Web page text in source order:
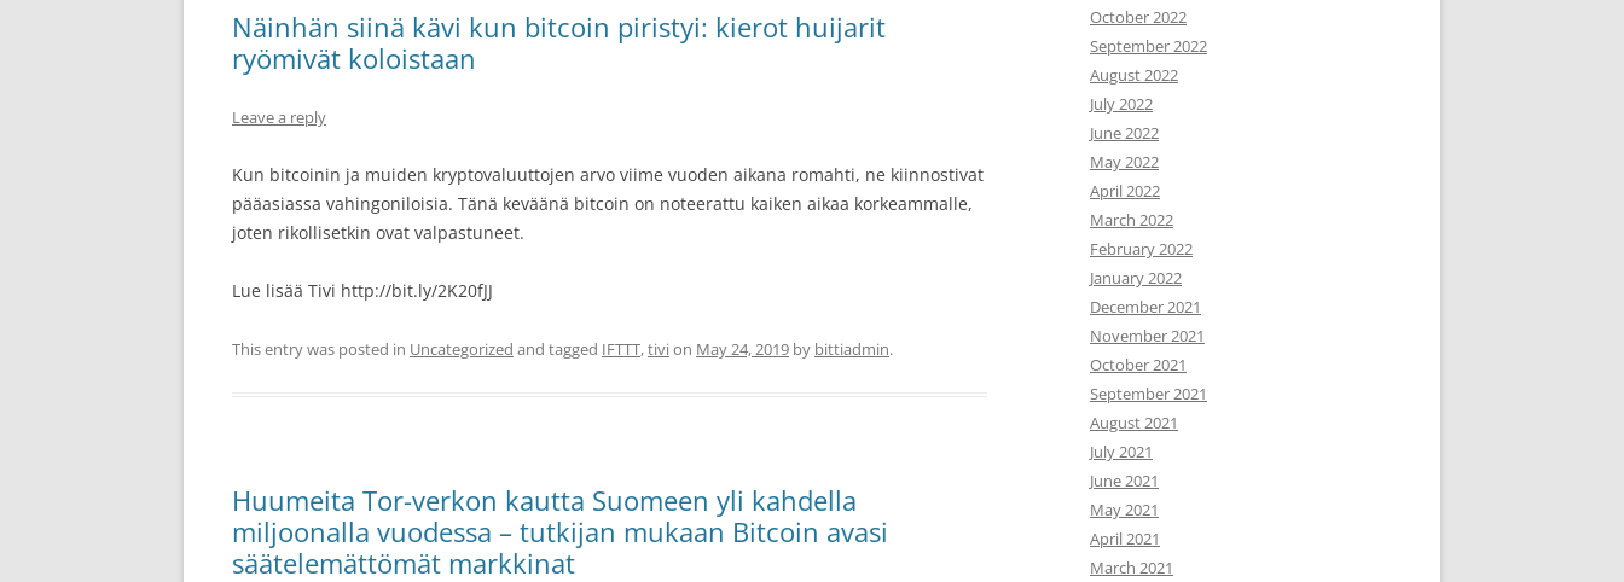
Näinhän siinä kävi kun bitcoin piristyi: kierot huijarit
ryömivät koloistaan
Leave a reply
Kun bitcoinin ja muiden kryptovaluuttojen arvo viime vuoden aikana romahti, ne kiinnostivat
pääasiassa vahingoniloisia. Tänä keväänä bitcoin on noteerattu kaiken aikaa korkeammalle,
joten rikollisetkin ovat valpastuneet.
Lue lisää Tivi http://bit.ly/2K20fJJ
This entry was posted in Uncategorized and tagged IFTTT,tivion May 24, 2019 by bittiadmin.
Huumeita Tor-verkon kautta Suomeen yli kahdella
miljoonalla vuodessa – tutkijan mukaan Bitcoin avasi
säätelemättömät markkinat
October 2022
September 2022
August 2022
July 2022
June 2022
May 2022
April 2022
March 2022
February 2022
January 2022
December 2021
November 2021
October 2021
September 2021
August 2021
July 2021
June 2021
May 2021
April 2021
March 2021